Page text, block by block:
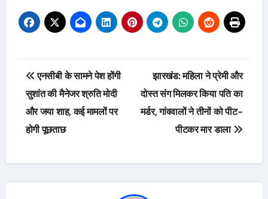
Post
navigation
एनसीबी के सामने पेश होंगी
सुशांत की मैनेजर श्रुति मोदी
और जया शाह, कई मामलों पर
होगी पूछताछ
झारखंड: महिला ने प्रेमी और
दोस्त संग मिलकर किया पति का
मर्डर, गांववालों ने तीनों को पीट-
पीटकर मार डाला